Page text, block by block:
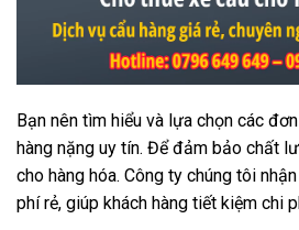
Bạn nên tìm hiểu và lựa chọn các
hàng nặng uy tín. Để đảm bảo chất
cho hàng hóa. Công ty chúng tôi
phí rẻ, giúp khách hàng tiết kiệm chi